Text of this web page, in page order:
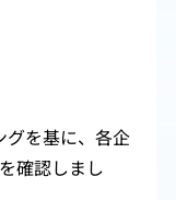
を基に、各企
確認しまし